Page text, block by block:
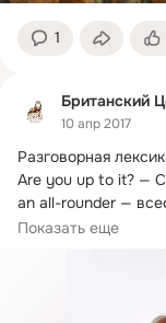
1
Британский
10 апр 2017
Разговорная
Are you up to it? —
an all-rounder —
an armchair traveler
Показать еще